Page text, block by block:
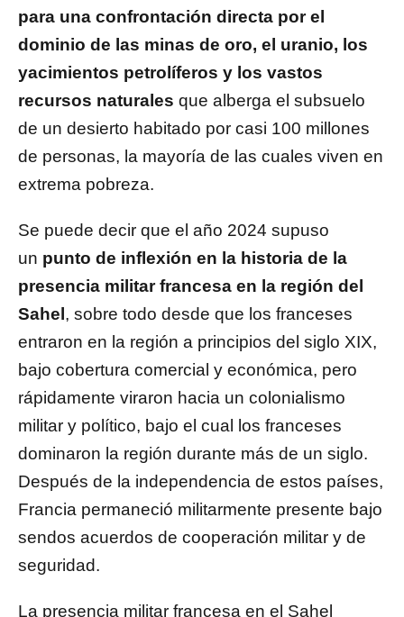
para una confrontación directa por el
dominio de las minas de oro, el uranio, los
yacimientos petrolíferos y los vastos
recursos naturales que alberga el subsuelo
de un desierto habitado por casi 100 millones
de personas, la mayoría de las cuales viven en
extrema pobreza.
Se puede decir que el año 2024 supuso
un punto de inflexión en la historia de la
presencia militar francesa en la región del
Sahel , sobre todo desde que los franceses
entraron en la región a principios del siglo XIX,
bajo cobertura comercial y económica, pero
rápidamente viraron hacia un colonialismo
militar y político, bajo el cual los franceses
dominaron la región durante más de un siglo.
Después de la independencia de estos países,
Francia permaneció militarmente presente bajo
sendos acuerdos de cooperación militar y de
seguridad.
La presencia militar francesa en el Sahel